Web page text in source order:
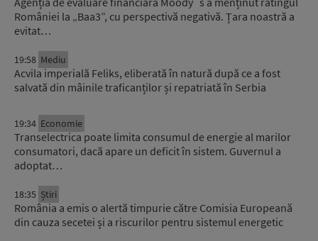
României la „Baa3”, cu perspectivă negativă. Țara noastră a
evitat…
19:58 Mediu
Acvila imperială Feliks, eliberată în natură după ce a fost
salvată din mâinile traficanților și repatriată în Serbia
19:34 Economie
Transelectrica poate limita consumul de energie al marilor
consumatori, dacă apare un deficit în sistem. Guvernul a
adoptat…
18:35 Știri
România a emis o alertă timpurie către Comisia Europeană
din cauza secetei și a riscurilor pentru sistemul energetic